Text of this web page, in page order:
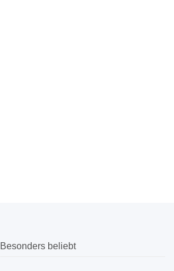
Besonders beliebt